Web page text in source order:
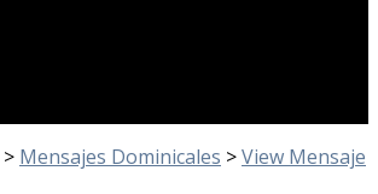
> Mensajes Dominicales >View Mensaje